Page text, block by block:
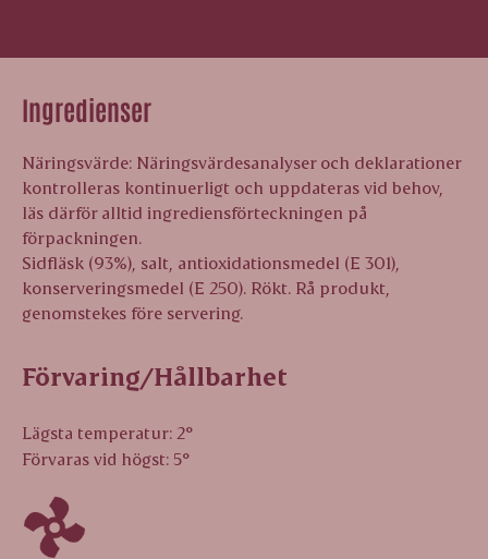
Ingredienser
Näringsvärde: Näringsvärdesanalyser och deklarationer
kontrolleras kontinuerligt och uppdateras vid behov,
läs därför alltid ingrediensförteckningen på
förpackningen.
Sidfläsk (93%), salt, antioxidationsmedel (E 301),
konserveringsmedel (E 250). Rökt. Rå produkt,
genomstekes före servering.
Förvaring/Hållbarhet
Lägsta temperatur: 2°
Förvaras vid högst: 5°